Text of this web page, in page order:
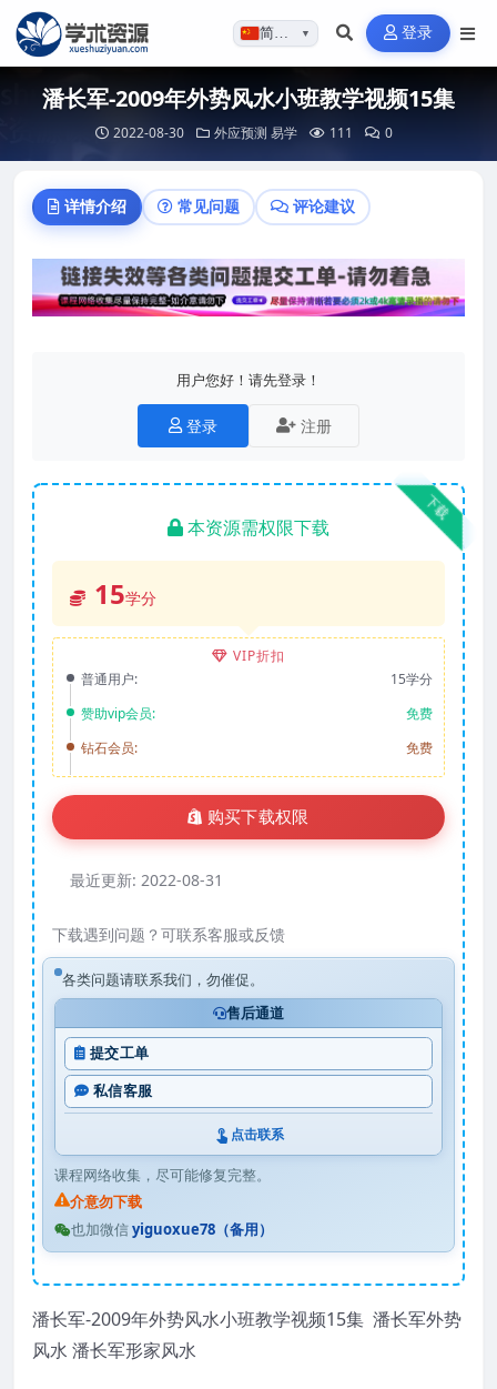
简体…▼ 登录
潘长军-2009年外势风水小班教学视频15集
2022-08-30 外应预测 易学 111 0
详情介绍 常见问题 评论建议
用户您好！请先登录！
登录 注册
下载
本资源需权限下载
15学分
VIP折扣
普通用户:
15学分
赞助vip会员:
免费
钻石会员:
免费
购买下载权限
最近更新: 2022-08-31
下载遇到问题？可联系客服或反馈
各类问题请联系我们，勿催促。
售后通道
提交工单
私信客服
点击联系
课程网络收集，尽可能修复完整。
介意勿下载
也加微信yiguoxue78（备用）
潘长军-2009年外势风水小班教学视频15集 潘长军外势
风水 潘长军形家风水